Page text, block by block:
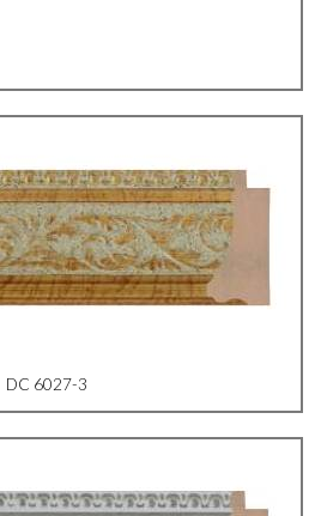
DC 6027-3